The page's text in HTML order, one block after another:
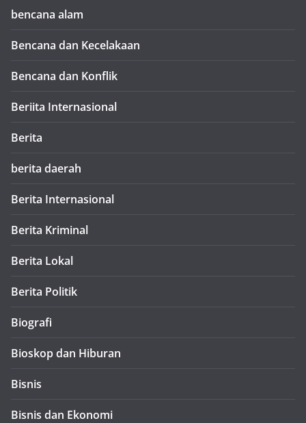
bencana alam
Bencana dan Kecelakaan
Bencana dan Konflik
Beriita Internasional
Berita
berita daerah
Berita Internasional
Berita Kriminal
Berita Lokal
Berita Politik
Biografi
Bioskop dan Hiburan
Bisnis
Bisnis dan Ekonomi